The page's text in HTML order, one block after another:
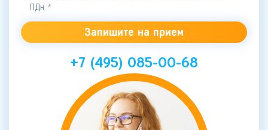
ПДн *
+7 (495) 085-00-68